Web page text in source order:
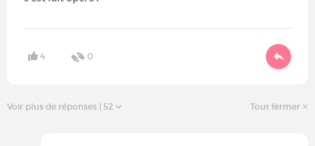
4 0
Tout fermer
Voir plus de réponses | 52